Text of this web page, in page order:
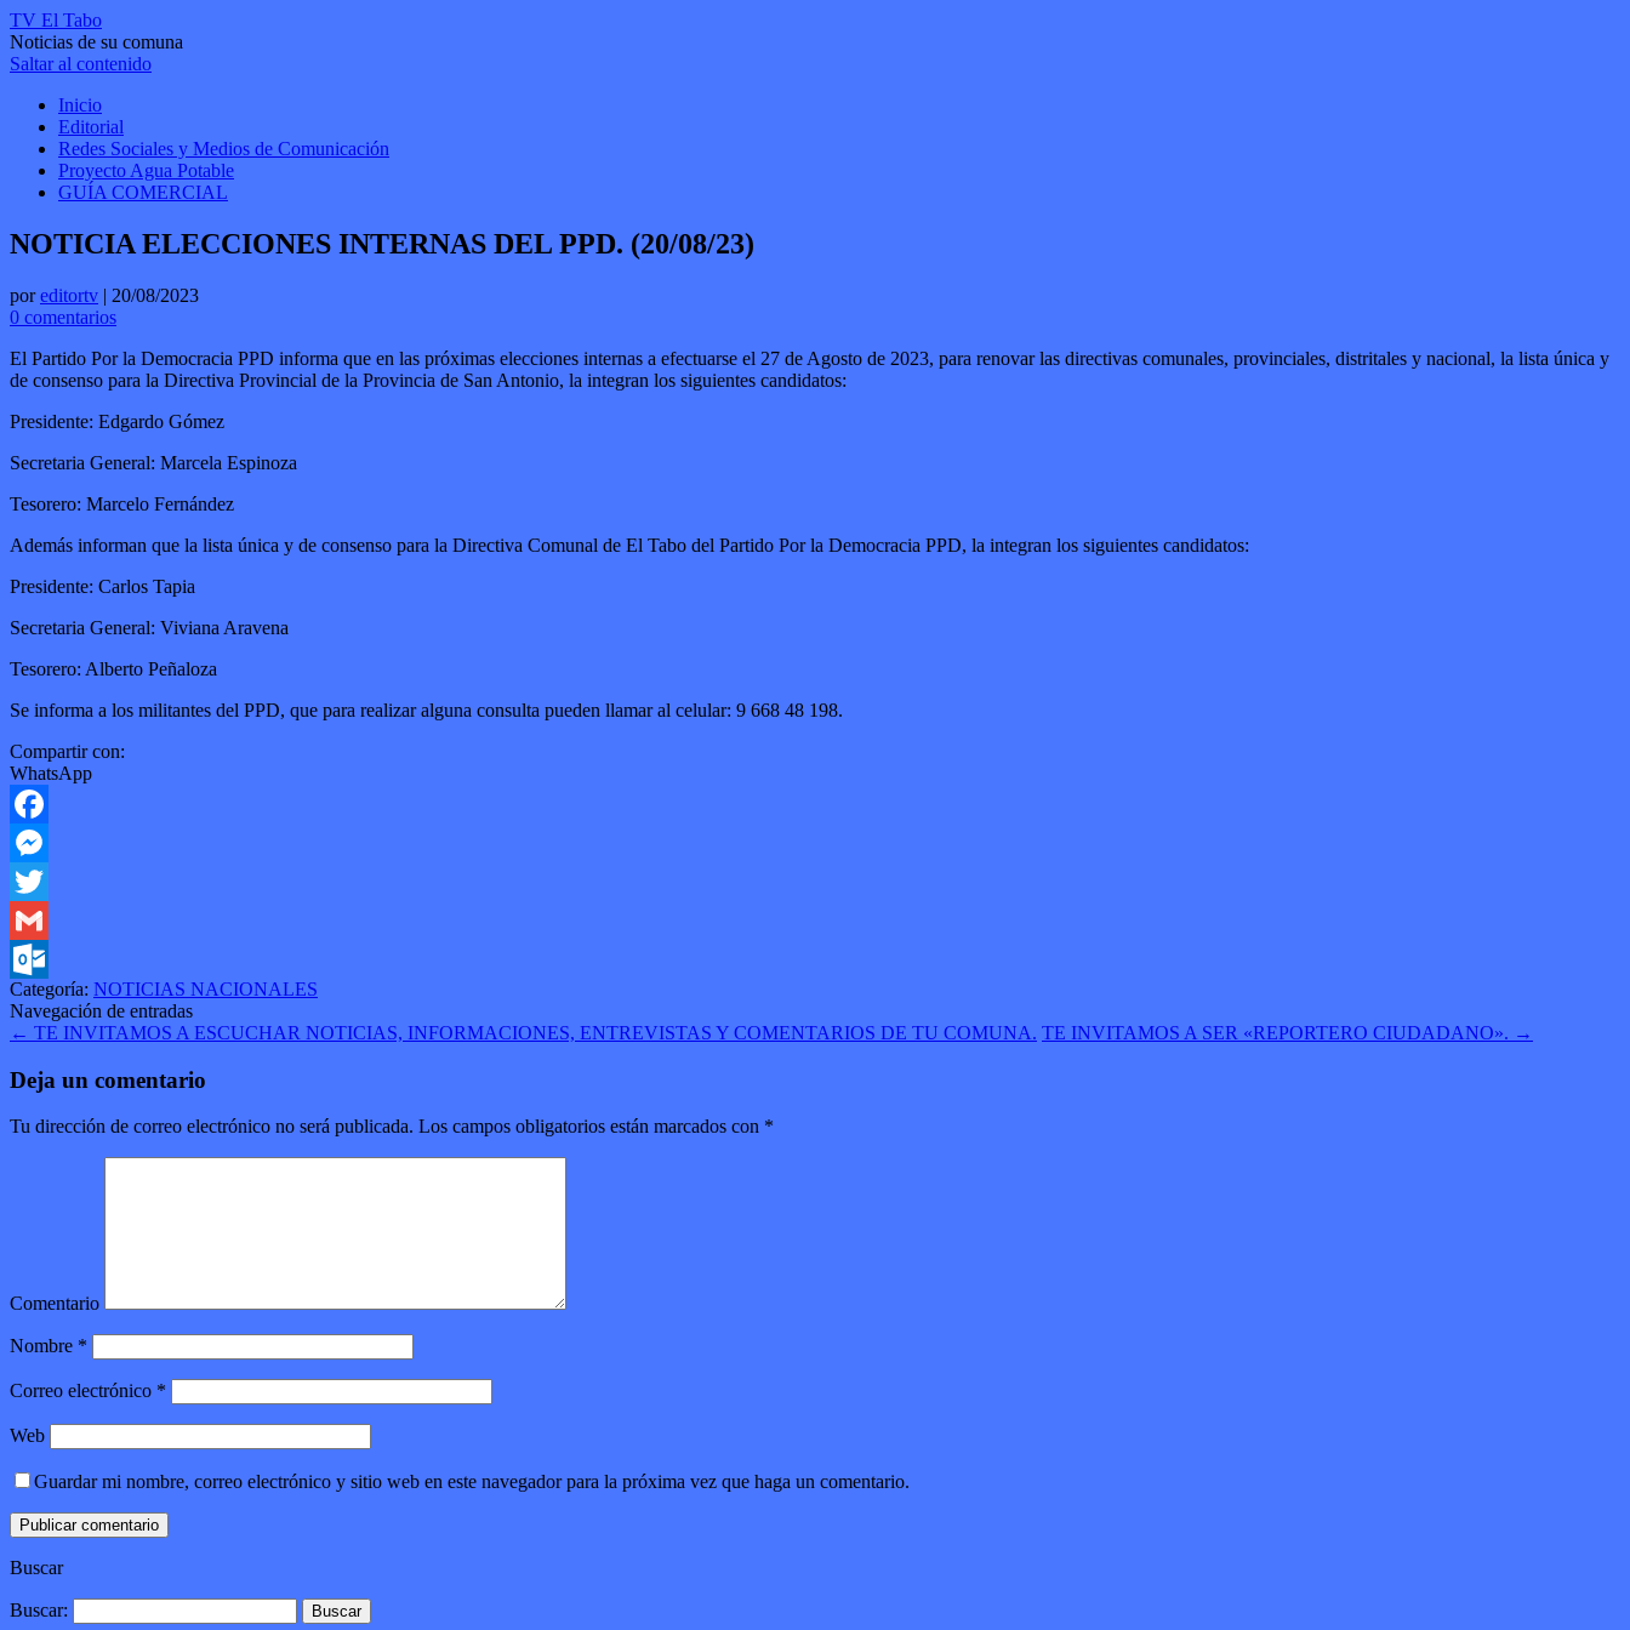
TV El Tabo
Noticias de su comuna
Saltar al contenido
Inicio
Editorial
Redes Sociales y Medios de Comunicación
Proyecto Agua Potable
GUÍA COMERCIAL
NOTICIA ELECCIONES INTERNAS DEL PPD. (20/08/23)
poreditortv | 20/08/2023
0 comentarios
El Partido Por la Democracia PPD informa que en las próximas elecciones internas a efectuarse el 27 de Agosto de 2023, para renovar las directivas comunales, provinciales, distritales y nacional, la lista única y
de consenso para la Directiva Provincial de la Provincia de San Antonio, la integran los siguientes candidatos:
Presidente: Edgardo Gómez
Secretaria General: Marcela Espinoza
Tesorero: Marcelo Fernández
Además informan que la lista única y de consenso para la Directiva Comunal de El Tabo del Partido Por la Democracia PPD, la integran los siguientes candidatos:
Presidente: Carlos Tapia
Secretaria General: Viviana Aravena
Tesorero: Alberto Peñaloza
Se informa a los militantes del PPD, que para realizar alguna consulta pueden llamar al celular: 9 668 48 198.
Compartir con:
WhatsApp
Facebook
Messenger
Twitter
Gmail
Outlook.com
Categoría: NOTICIAS NACIONALES
Navegación de entradas
← TE INVITAMOS A ESCUCHAR NOTICIAS, INFORMACIONES, ENTREVISTAS Y COMENTARIOS DE TU COMUNA. TE INVITAMOS A SER «REPORTERO CIUDADANO». →
Deja un comentario
Tu dirección de correo electrónico no será publicada. Los campos obligatorios están marcados con *
Comentario
Nombre *
Correo electrónico *
Web
Guardar mi nombre, correo electrónico y sitio web en este navegador para la próxima vez que haga un comentario.
Buscar
Buscar: